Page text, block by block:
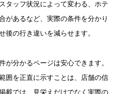
タッフ状況によって変わる、ホテ
があるなど、実際の条件を分かり
後の行き違いを減らせます。
が分かるページは安心できます。
囲を正直に示すことは、店舗の信
載では、見栄えだけでなく実際の